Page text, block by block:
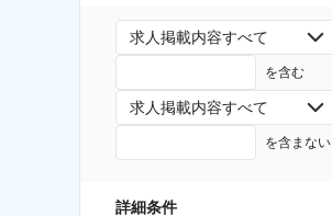
求人掲載内容すべて
を含む
求人掲載内容すべて
を含まない
詳細条件